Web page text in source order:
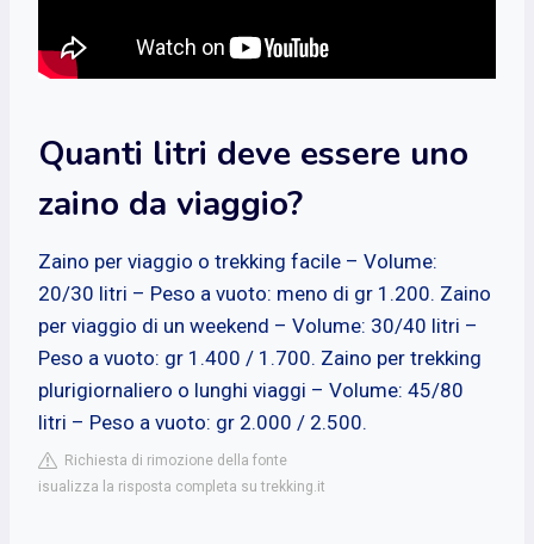
Quanti litri deve essere uno
zaino da viaggio?
Zaino per viaggio o trekking facile – Volume:
20/30 litri – Peso a vuoto: meno di gr 1.200. Zaino
per viaggio di un weekend – Volume: 30/40 litri –
Peso a vuoto: gr 1.400 / 1.700. Zaino per trekking
plurigiornaliero o lunghi viaggi – Volume: 45/80
litri – Peso a vuoto: gr 2.000 / 2.500.
Richiesta di rimozione della fonte
isualizza la risposta completa su trekking.it